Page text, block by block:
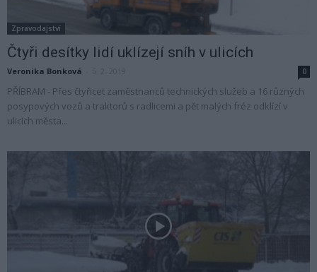
Zpravodajství
Čtyři desítky lidí uklízejí sníh v ulicích
Veronika Bonková 0
PŘÍBRAM - Přes čtyřicet zaměstnanců technických služeb a 16 různých
posypových vozů a traktorů s radlicemi a pět malých fréz odklízí v
ulicích města...